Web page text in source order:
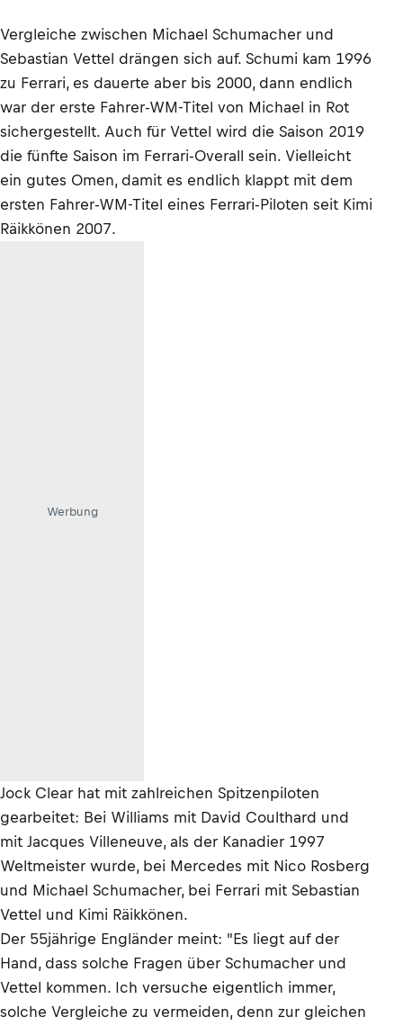
Vergleiche zwischen Michael Schumacher und
Sebastian Vettel drängen sich auf. Schumi kam 1996
zu Ferrari, es dauerte aber bis 2000, dann endlich
war der erste Fahrer-WM-Titel von Michael in Rot
sichergestellt. Auch für Vettel wird die Saison 2019
die fünfte Saison im Ferrari-Overall sein. Vielleicht
ein gutes Omen, damit es endlich klappt mit dem
ersten Fahrer-WM-Titel eines Ferrari-Piloten seit Kimi
Räikkönen 2007.
Werbung
Jock Clear hat mit zahlreichen Spitzenpiloten
gearbeitet: Bei Williams mit David Coulthard und
mit Jacques Villeneuve, als der Kanadier 1997
Weltmeister wurde, bei Mercedes mit Nico Rosberg
und Michael Schumacher, bei Ferrari mit Sebastian
Vettel und Kimi Räikkönen.
Der 55jährige Engländer meint: "Es liegt auf der
Hand, dass solche Fragen über Schumacher und
Vettel kommen. Ich versuche eigentlich immer,
solche Vergleiche zu vermeiden, denn zur gleichen